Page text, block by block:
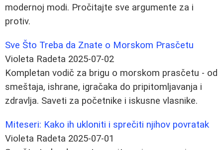
modernoj modi. Pročitajte sve argumente za i
protiv.
Sve Što Treba da Znate o Morskom Prasčetu
Violeta Radeta 2025-07-02
Kompletan vodič za brigu o morskom prasčetu - od
smeštaja, ishrane, igračaka do pripitomljavanja i
zdravlja. Saveti za početnike i iskusne vlasnike.
Miteseri: Kako ih ukloniti i sprečiti njihov povratak
Violeta Radeta 2025-07-01